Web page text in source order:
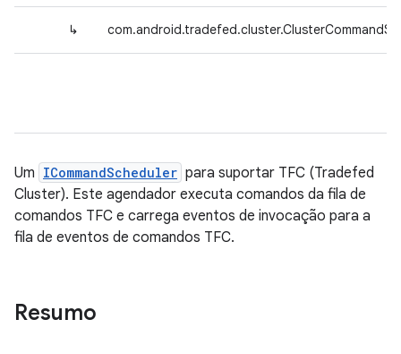
↳
Um ICommandScheduler para suportar TFC (Tradefed
Cluster). Este agendador executa comandos da fila de
comandos TFC e carrega eventos de invocação para a
fila de eventos de comandos TFC.
Resumo